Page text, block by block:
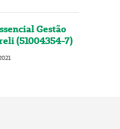
Gestão
(51004354-7)